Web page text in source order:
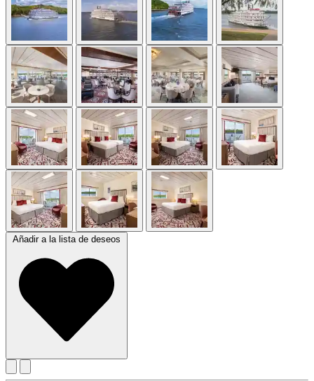
Añadir a la lista de deseos